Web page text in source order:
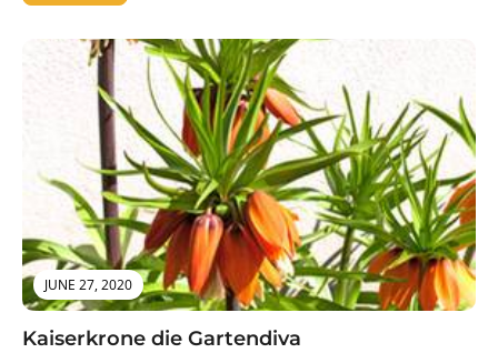
JUNE 27, 2020
Kaiserkrone die Gartendiva